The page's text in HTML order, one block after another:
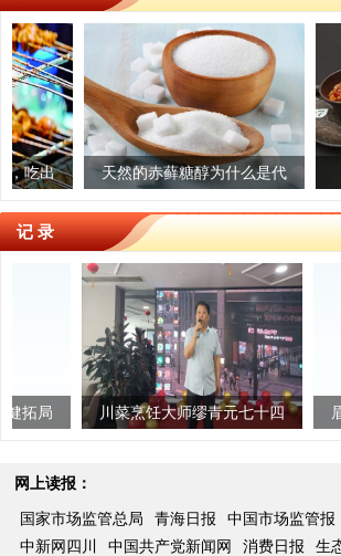
天然的赤藓糖醇为什么是代
荥经棒
享预制菜 安全记心上 爱媛冻橙
记 录
川菜烹饪大师缪青元七十四
眉山市餐饮行
网上读报：
国家市场监管总局
青海日报 中国市场监管报
中新网四川
中国共产党新闻网 消费日报 生